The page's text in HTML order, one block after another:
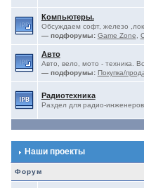
Компьютеры.
Обсуждаем софт, железо
— подфорумы: Game Zone
Авто
Авто, вело, мото - техника.
— подфорумы: Покупка/
Радиотехника
Раздел для радио-
Наши проекты
Форум